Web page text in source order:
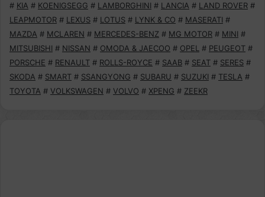
# KIA # KOENIGSEGG # LAMBORGHINI # LANCIA # LAND ROVER #
LEAPMOTOR # LEXUS # LOTUS # LYNK & CO # MASERATI #
MAZDA # MCLAREN # MERCEDES-BENZ # MG MOTOR # MINI #
MITSUBISHI # NISSAN # OMODA & JAECOO # OPEL # PEUGEOT #
PORSCHE # RENAULT # ROLLS-ROYCE # SAAB # SEAT # SERES #
SKODA # SMART # SSANGYONG # SUBARU # SUZUKI # TESLA #
TOYOTA # VOLKSWAGEN # VOLVO # XPENG # ZEEKR